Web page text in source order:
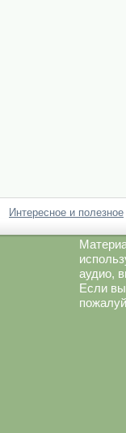
Интересное и полезное
аудио,
Если вы